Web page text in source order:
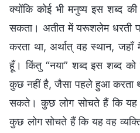
क्योंकि कोई भी मनुष्य इस शब्द की
सकता। अतीत में यरूशलेम धरती
करता था, अर्थात् वह स्थान,
हूँ। किंतु “नया” शब्द इस शब्द
कुछ नहीं है, जैसा पहले हुआ करता
सकते। कुछ लोग सोचते हैं कि यह
कुछ लोग सोचते हैं कि यह वह